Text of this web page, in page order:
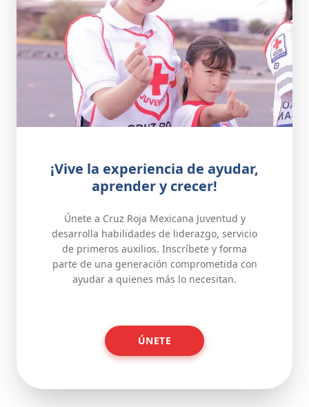
¡Vive la experiencia de ayudar,
aprender y crecer!
Únete a Cruz Roja Mexicana Juventud y
desarrolla habilidades de liderazgo, servicio
de primeros auxilios. Inscríbete y forma
parte de una generación comprometida con
ayudar a quienes más lo necesitan.
ÚNETE